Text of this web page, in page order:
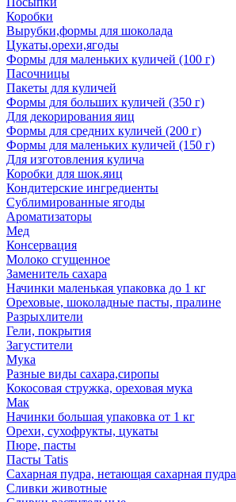
Коробки
Вырубки,формы для шоколада
Цукаты,орехи,ягоды
Формы для маленьких куличей (100 г)
Пасочницы
Пакеты для куличей
Формы для больших куличей (350 г)
Для декорирования яиц
Формы для средних куличей (200 г)
Формы для маленьких куличей (150 г)
Для изготовления кулича
Коробки для шок.яиц
Кондитерские ингредиенты
Сублимированные ягоды
Ароматизаторы
Мед
Консервация
Молоко сгущенное
Заменитель сахара
Начинки маленькая упаковка до 1 кг
Ореховые, шоколадные пасты, пралине
Разрыхлители
Гели, покрытия
Загустители
Мука
Разные виды сахара,сиропы
Кокосовая стружка, ореховая мука
Мак
Начинки большая упаковка от 1 кг
Орехи, сухофрукты, цукаты
Пюре, пасты
Пасты Tatis
Сахарная пудра, нетающая сахарная пудра
Сливки животные